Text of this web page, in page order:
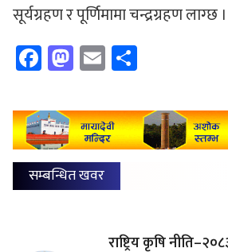
सूर्यग्रहण र पूर्णिमामा चन्द्रग्रहण लाग्छ ।
Facebook
Mastodon
Email
सम्बन्धित खवर
राष्ट्रिय कृषि